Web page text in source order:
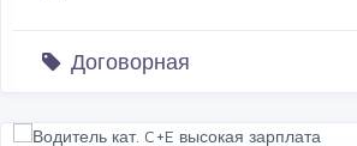
Договорная